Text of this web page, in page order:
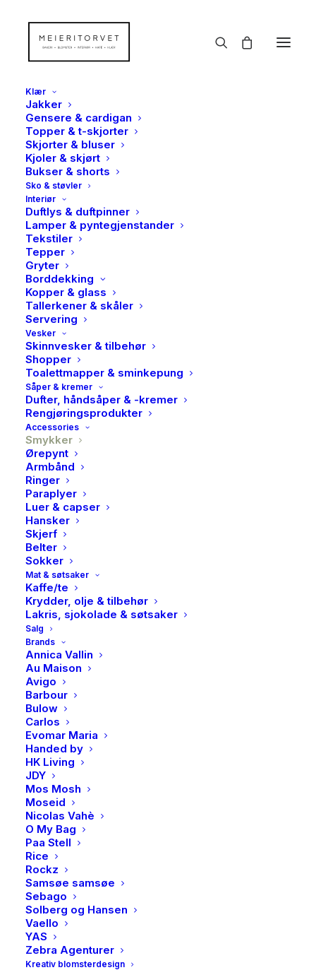
Klær
Jakker
Gensere & cardigan
Topper & t-skjorter
Skjorter & bluser
Kjoler & skjørt
Bukser & shorts
Sko & støvler
Interiør
Duftlys & duftpinner
Lamper & pyntegjenstander
Tekstiler
Tepper
Gryter
Borddekking
Kopper & glass
Tallerkener & skåler
Servering
Vesker
Skinnvesker & tilbehør
Shopper
Toalettmapper & sminkepung
Såper & kremer
Dufter, håndsåper & -kremer
Rengjøringsprodukter
Accessories
Smykker
Ørepynt
Armbånd
Ringer
Paraplyer
Luer & capser
Hansker
Skjerf
Belter
Sokker
Mat & søtsaker
Kaffe/te
Krydder, olje & tilbehør
Lakris, sjokolade & søtsaker
Salg
Brands
Annica Vallin
Au Maison
Avigo
Barbour
Bulow
Carlos
Evomar Maria
Handed by
HK Living
JDY
Mos Mosh
Moseid
Nicolas Vahè
O My Bag
Paa Stell
Rice
Rockz
Samsøe samsøe
Sebago
Solberg og Hansen
Vaello
YAS
Zebra Agenturer
Kreativ blomsterdesign
PAN, Smykke i forgylt sølv,
mor & jente
539,00
Dette unike familiesmykket i forgylt 925 sølv er
designet med et anheng som symboliserer mamma,
pappa, og tre døtre. Det er perfekt som gave til en
mamma ved babyshower, som fødegave, morsdag,
bursdag eller som en hjertevarmende julegave.
På lager
PAN,
Smykke
i
forgylt
sølv,
mor
&
jente
antall
Produktnummer
Kategorier
Brand
BESKRIVELSE